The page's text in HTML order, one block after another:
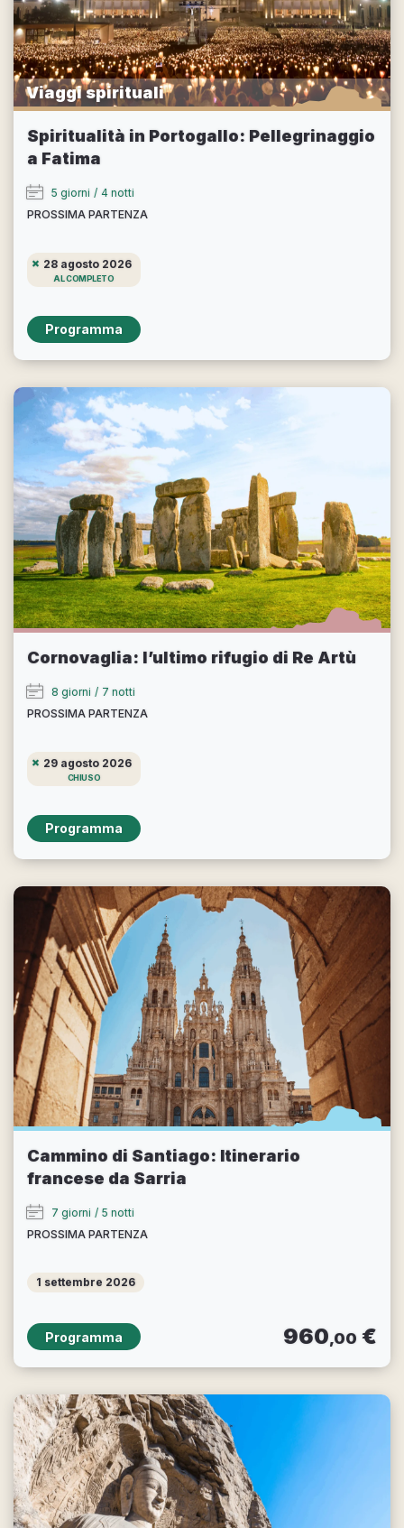
Viaggi spirituali
Spiritualità in Portogallo: Pellegrinaggio
a Fatima
5 giorni / 4 notti
PROSSIMA PARTENZA
28 agosto 2026
AL COMPLETO
Programma
Cornovaglia: l’ultimo rifugio di Re Artù
8 giorni / 7 notti
PROSSIMA PARTENZA
29 agosto 2026
CHIUSO
Programma
Cammino di Santiago: Itinerario
francese da Sarria
7 giorni / 5 notti
PROSSIMA PARTENZA
1 settembre 2026
Programma 960,00 €